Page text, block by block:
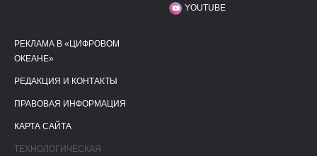
YOUTUBE
ПОЛЕЗНЫЕ ССЫЛКИ
РЕКЛАМА В «ЦИФРОВОМ
ОКЕАНЕ»
РЕДАКЦИЯ И КОНТАКТЫ
ПРАВОВАЯ ИНФОРМАЦИЯ
КАРТА САЙТА
ТЕХНОЛОГИЧЕСКАЯ